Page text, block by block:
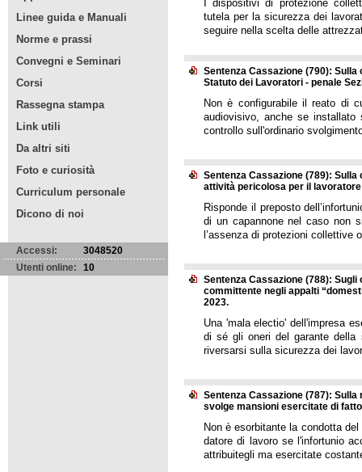
Linee guida e Manuali
Norme e prassi
Convegni e Seminari
Corsi
Rassegna stampa
Link utili
Da altri siti
Foto e curiosità
Curriculum personale
Dicono di noi
Accessi:
3048520
Utenti online:
10
I dispositivi di protezione
tutela per la sicurezza dei
seguire nella scelta delle
Sentenza Cassazione (790):
Statuto dei Lavoratori - penale
Non è configurabile il reato di
audiovisivo, anche se installato
controllo sull'ordinario
Sentenza Cassazione (789):
attività pericolosa per il lavoratore
Risponde il preposto
di un capannone nel caso non
l’assenza di protezioni collettive
Sentenza Cassazione (788):
committente negli appalti
2023.
Una 'mala electio' dell'impresa
di sé gli oneri del garante della
riversarsi sulla sicurezza dei
Sentenza Cassazione (787):
svolge mansioni esercitate di
Non è esorbitante la condotta
datore di lavoro se l'infortunio
attribuitegli ma esercitate